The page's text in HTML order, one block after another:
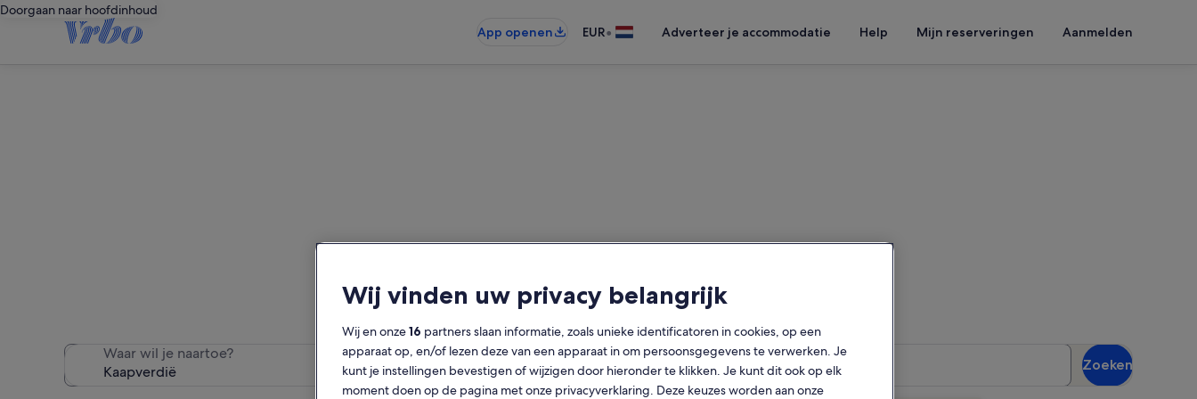
Doorgaan naar hoofdinhoud
App openen
EUR• Adverteer je accommodatie Help Mijn reserveringen Aanmelden
We hebben 8 B&B gevonden. Voer je datums in om de beschikbaarheid te zien
Waar wil je naartoe? Datums
Gasten
2 gasten
Zoeken
Wij vinden uw privacy belangrijk
Wij en onze16 partners slaan informatie, zoals unieke identificatoren in cookies, op een
apparaat op, en/of lezen deze van een apparaat in om persoonsgegevens te verwerken. Je
kunt je instellingen bevestigen of wijzigen door hieronder te klikken. Je kunt dit ook op elk
moment doen op de pagina met onze privacyverklaring. Deze keuzes worden aan onze